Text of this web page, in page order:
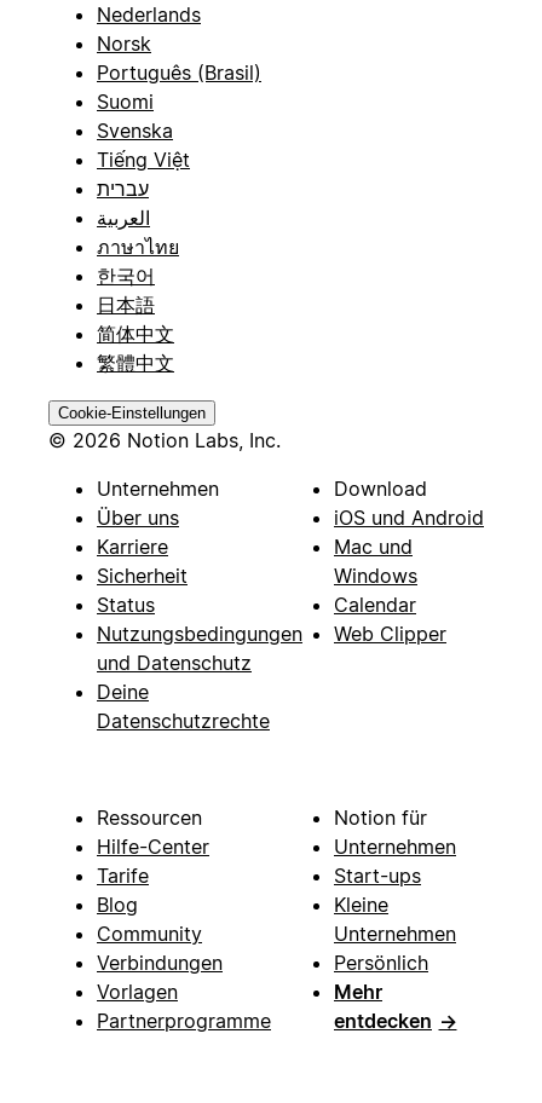
Nederlands
Norsk
Português (Brasil)
Suomi
Svenska
Tiếng Việt
עברית
العربية
ภาษาไทย
한국어
日本語
简体中文
繁體中文
Cookie-Einstellungen
© 2026 Notion Labs, Inc.
Unternehmen
Über uns
Karriere
Sicherheit
Status
Nutzungsbedingungen
und Datenschutz
Deine
Datenschutzrechte
Download
iOS und Android
Mac und
Windows
Calendar
Web Clipper
Ressourcen
Hilfe-Center
Tarife
Blog
Community
Verbindungen
Vorlagen
Partnerprogramme
Notion für
Unternehmen
Start-ups
Kleine
Unternehmen
Persönlich
Mehr
entdecken →